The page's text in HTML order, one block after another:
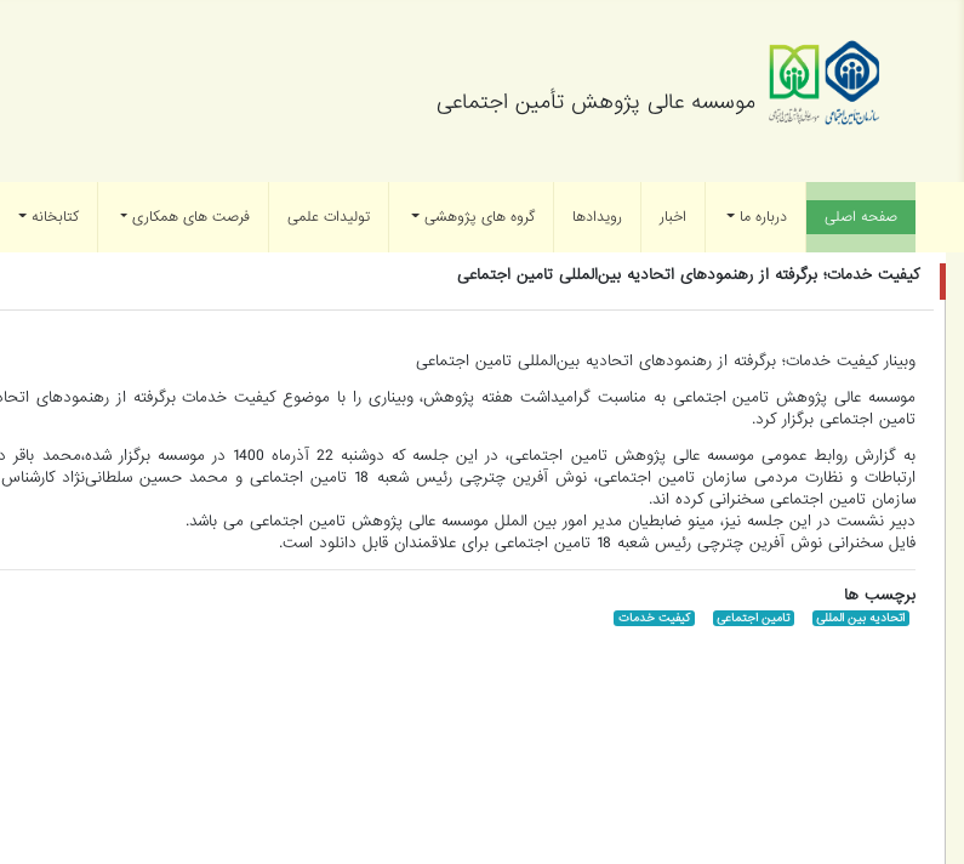
موسسه عالی پژوهش تأمین اجتماعی
صفحه اصلی درباره ما اخبار رویدادها گروه های پژوهشی تولیدات علمی فرصت های همکاری کتابخانه
کیفیت خدمات؛ برگرفته از رهنمودهای اتحادیه بین‌المللی تامین اجتماعی
وبینار کیفیت خدمات؛ برگرفته از رهنمودهای اتحادیه بین‌المللی تامین اجتماعی
موسسه عالی پژوهش تامین اجتماعی به مناسبت گرامیداشت هفته پژوهش، وبیناری را با موضوع کیفیت خدمات برگرفته از رهنمودهای
تامین اجتماعی برگزار کرد.
به گزارش روابط عمومی موسسه عالی پژوهش تامین اجتماعی، در این جلسه که دوشنبه 22 آذرماه 1400
ارتباطات و نظارت مردمی سازمان تامین اجتماعی، نوش آفرین چترچی رئیس شعبه 18 تامین اجتماعی و محمد حسین
سازمان تامین اجتماعی سخنرانی کرده اند.
دبیر نشست در این جلسه نیز، مینو ضابطیان مدیر امور بین الملل موسسه عالی پژوهش تامین اجتماعی می باشد.
فایل سخنرانی نوش آفرین چترچی رئیس شعبه 18 تامین اجتماعی برای علاقمندان قابل دانلود است.
برچسب ها
اتحادیه بین المللی تامین اجتماعی کیفیت خدمات